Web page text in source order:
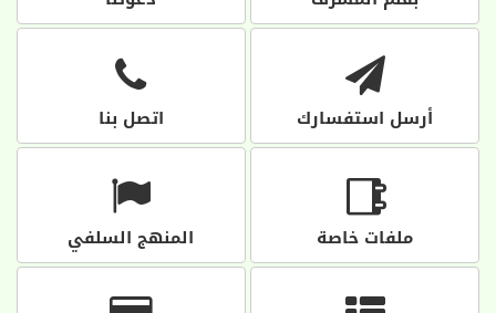
أرسل استفسارك اتصل بنا
ملفات خاصة المنهج السلفي